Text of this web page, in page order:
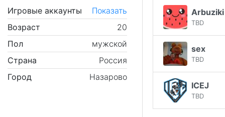
Игровые аккаунты
Показать
Возраст
20
Пол
мужской
Страна
Россия
Город
Назарово
Arbuziki
TBD
sex
TBD
ICEJ
TBD